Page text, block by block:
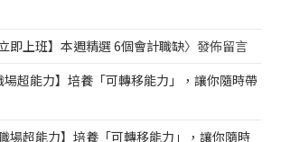
立即上班】本週精選 6個會計職缺〉發佈留言
場超能力】培養「可轉移能力」，讓你隨時帶
職場超能力】培養「可轉移能力」，讓你隨時